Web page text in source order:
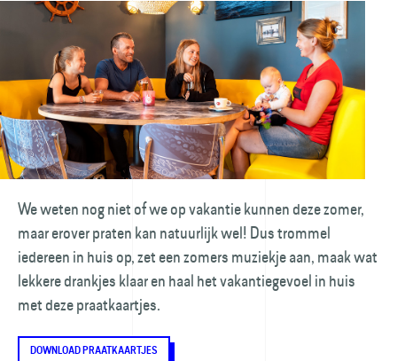
We weten nog niet of we op vakantie kunnen deze zomer,
maar erover praten kan natuurlijk wel! Dus trommel
iedereen in huis op, zet een zomers muziekje aan, maak wat
lekkere drankjes klaar en haal het vakantiegevoel in huis
met deze praatkaartjes.
DOWNLOAD PRAATKAARTJES